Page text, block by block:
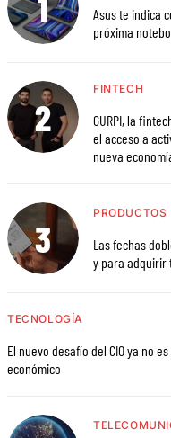
Asus te indica
próxima
FINTECH
GURPI, la fintech
el acceso a
nueva
PRODUCTOS
Las fechas
y para adquirir
TECNOLOGÍA
El nuevo desafío del CIO ya no
económico